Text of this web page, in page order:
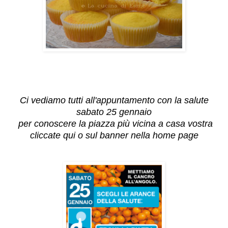
Ci vediamo tutti all'appuntamento con la salute
sabato 25 gennaio
per conoscere la piazza più vicina a casa vostra
cliccate quio sul banner nella home page